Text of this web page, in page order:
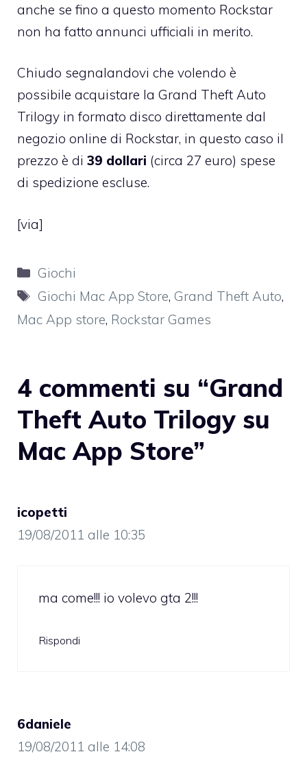
anche se fino a questo momento Rockstar
non ha fatto annunci ufficiali in merito.
Chiudo segnalandovi che volendo è
possibile acquistare la Grand Theft Auto
Trilogy in formato disco direttamente dal
negozio online di Rockstar, in questo caso il
prezzo è di 39 dollari (circa 27 euro) spese
di spedizione escluse.
[via]
Categorie
Giochi
Tag
Giochi Mac App Store, Grand Theft Auto,
Mac App store, Rockstar Games
4 commenti su “Grand
Theft Auto Trilogy su
Mac App Store”
icopetti
19/08/2011 alle 10:35
ma come!!! io volevo gta 2!!!
Rispondi
6daniele
19/08/2011 alle 14:08